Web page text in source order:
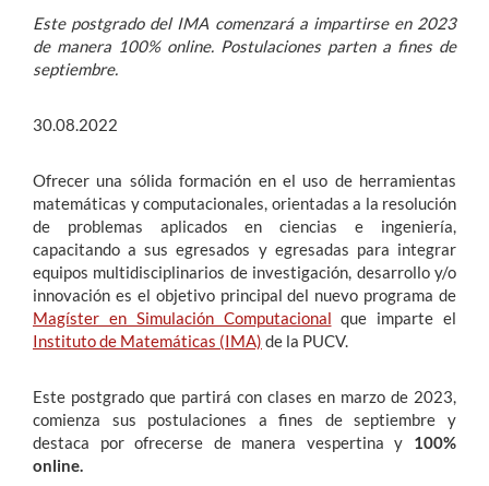
Estudiantes
Alumni
English
Este postgrado del IMA comenzará a impartirse en 2023
de manera 100% online. Postulaciones parten a fines de
septiembre.
30.08.2022
Ofrecer una sólida formación en el uso de herramientas
matemáticas y computacionales, orientadas a la resolución
de problemas aplicados en ciencias e ingeniería,
capacitando a sus egresados y egresadas para integrar
equipos multidisciplinarios de investigación, desarrollo y/o
innovación es el objetivo principal del nuevo programa de
Magíster en Simulación Computacional que imparte el
Instituto de Matemáticas (IMA) de la PUCV.
Este postgrado que partirá con clases en marzo de 2023,
comienza sus postulaciones a fines de septiembre y
destaca por ofrecerse de manera vespertina y 100%
online.